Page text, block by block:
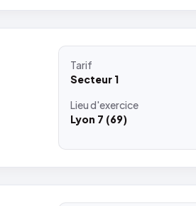
Tarif
Secteur 1
Lieud'exercice
Lyon 7 (69)